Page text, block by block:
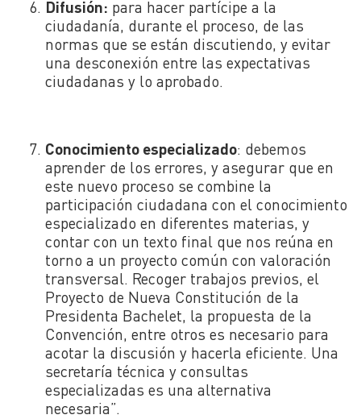
Difusión: para hacer partícipe a la
ciudadanía, durante el proceso, de las
normas que se están discutiendo, y evitar
una desconexión entre las expectativas
ciudadanas y lo aprobado.
Conocimiento especializado: debemos
aprender de los errores, y asegurar que en
este nuevo proceso se combine la
participación ciudadana con el conocimiento
especializado en diferentes materias, y
contar con un texto final que nos reúna en
torno a un proyecto común con valoración
transversal. Recoger trabajos previos, el
Proyecto de Nueva Constitución de la
Presidenta Bachelet, la propuesta de la
Convención, entre otros es necesario para
acotar la discusión y hacerla eficiente. Una
secretaría técnica y consultas
especializadas es una alternativa
necesaria”.